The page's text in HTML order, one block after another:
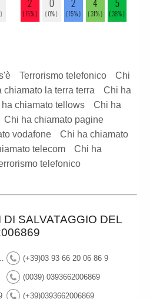
Terrorismo telefonico
Chi
chiamato la terra terra
Chi ha
chiamato tellows
Chi ha
Chi ha chiamato pagine
vodafone
Chi ha chiamato
telecom
Chi ha
telefonico
SALVATAGGIO DEL
06 86 9 (+39)03 93 66 20 06 86 9
(0039) 0393662006869
(+39)0393662006869